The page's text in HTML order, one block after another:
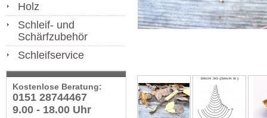
Holz
Schleif- und
Schärfzubehör
Schleifservice
Kostenlose Beratung:
0151 28744467
9.00 - 18.00 Uhr